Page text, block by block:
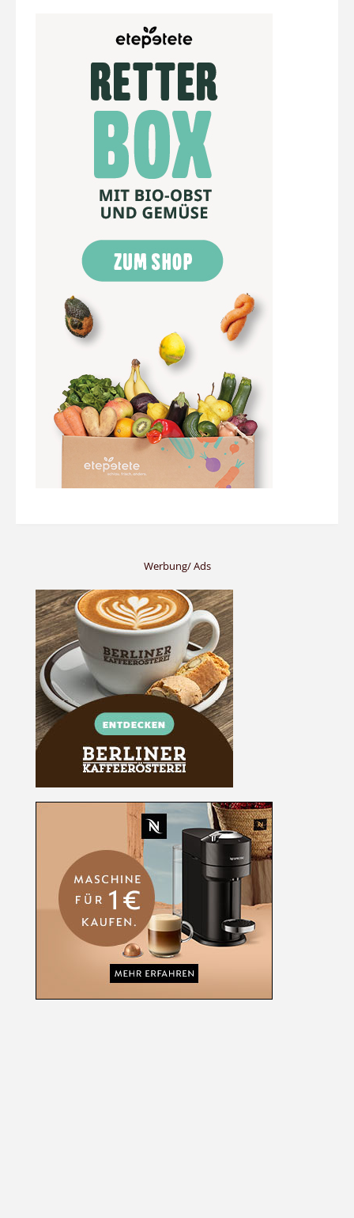
Werbung/ Ads